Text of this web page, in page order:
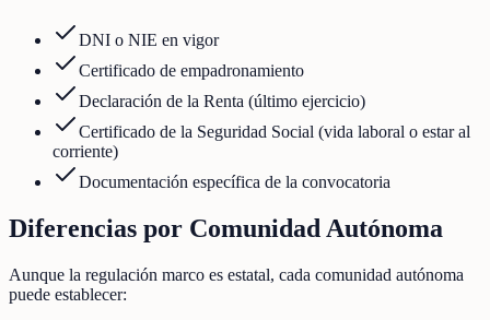
DNI o NIE en vigor
Certificado de empadronamiento
Declaración de la Renta (último ejercicio)
Certificado de la Seguridad Social (vida laboral o estar al
corriente)
Documentación específica de la convocatoria
Diferencias por Comunidad Autónoma
Aunque la regulación marco es estatal, cada comunidad autónoma
puede establecer: